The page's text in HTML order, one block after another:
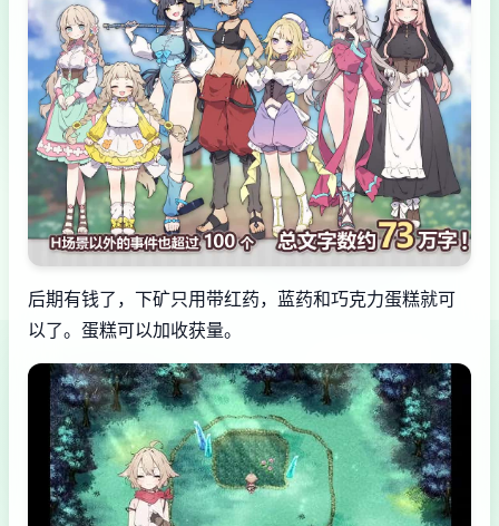
后期有钱了，下矿只用带红药，蓝药和巧克力蛋糕就可
以了。蛋糕可以加收获量。